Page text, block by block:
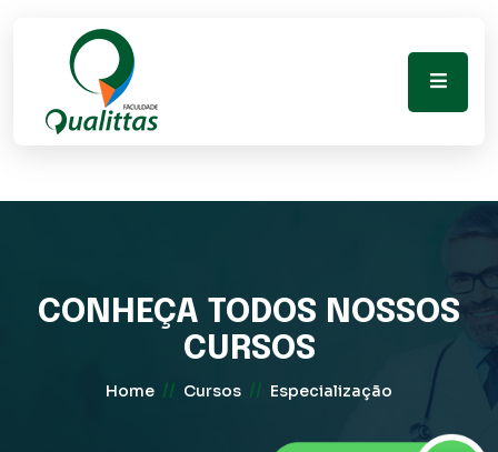
CONHEÇA TODOS NOSSOS
CURSOS
Home // Cursos // Especialização